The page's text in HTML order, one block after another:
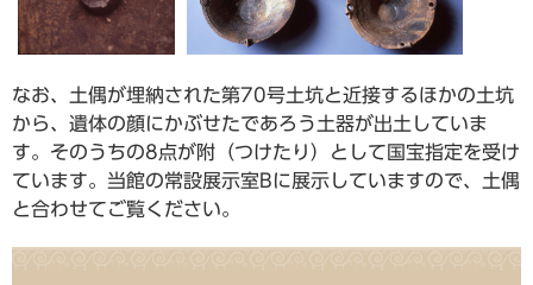
なお、土偶が埋納された第70号土坑と近接するほかの土坑
から、遺体の顔にかぶせたであろう土器が出土していま
す。そのうちの8点が附（つけたり）として国宝指定を受け
ています。当館の常設展示室Bに展示していますので、土偶
と合わせてご覧ください。